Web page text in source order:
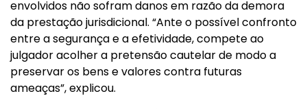
envolvidos não sofram danos em razão da demora
da prestação jurisdicional. “Ante o possível confronto
entre a segurança e a efetividade, compete ao
julgador acolher a pretensão cautelar de modo a
preservar os bens e valores contra futuras
ameaças”, explicou.